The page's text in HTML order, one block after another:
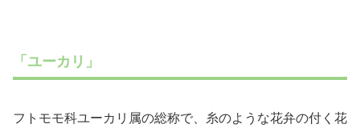
「ユーカリ」
フトモモ科ユーカリ属の総称で、糸のような花弁の付く花